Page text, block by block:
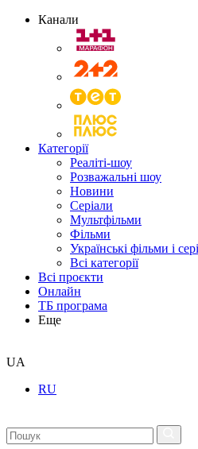
Канали
Категорії
Реаліті-шоу
Розважальні шоу
Новини
Серіали
Мультфільми
Фільми
Українські фільми і
Всі категорії
Всі проєкти
Онлайн
ТБ програма
Еще
UA
RU